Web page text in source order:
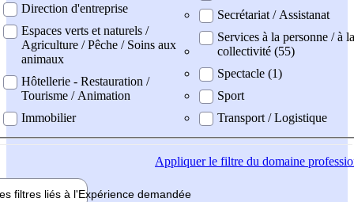
Direction d'entreprise
Espaces verts et naturels /
Agriculture / Pêche / Soins aux
animaux
Hôtellerie - Restauration /
Tourisme / Animation
Immobilier
Secrétariat / Assistanat
Services à la personne / à la
collectivité (55)
Spectacle (1)
Sport
Transport / Logistique
Appliquerle filtre du domaine
filtres liés à l'Expérience demandée